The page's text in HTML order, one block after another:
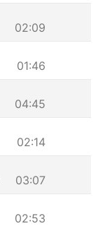
02:09
01:46
04:45
02:14
03:07
02:53